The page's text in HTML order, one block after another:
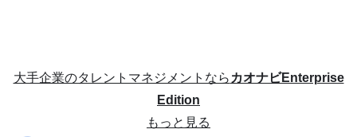
大手企業のタレントマネジメントならカオナビEnterprise
Edition
もっと見る